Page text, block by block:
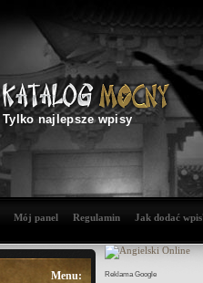
Tylko najlepsze wpisy
Mój panel Regulamin Jak dodać
Menu: Reklama Google